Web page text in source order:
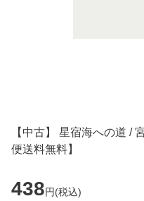
【中古】 星宿海への道 /
便送料無料】
438円(税込)